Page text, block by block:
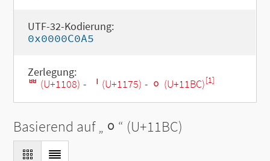
UTF-32-Kodierung:
0x0000C0A5
Zerlegung:
ᄈ (U+1108) - ᅵ (U+1175) - ᆼ (U+11BC)[1]
Basierend auf „ ᆼ “ (U+11BC)